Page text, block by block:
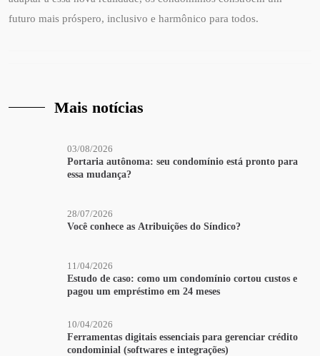
futuro mais próspero, inclusivo e harmônico para todos.
Mais notícias
03/08/2026
Portaria autônoma: seu condomínio está pronto para
essa mudança?
28/07/2026
Você conhece as Atribuições do Síndico?
11/04/2026
Estudo de caso: como um condomínio cortou custos e
pagou um empréstimo em 24 meses
10/04/2026
Ferramentas digitais essenciais para gerenciar crédito
condominial (softwares e integrações)